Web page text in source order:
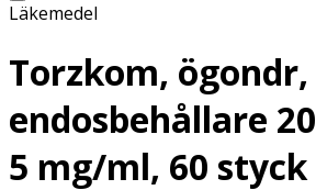
Läkemedel
Torzkom, ögondr,
endosbehållare
5 mg/ml, 60 styck